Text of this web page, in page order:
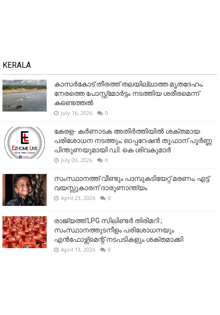
KERALA
കാസർകോട് തീരത്ത് തലയില്ലാത്ത മൃതദേഹം;
നേരത്തെ പോസ്റ്റ്‌മോർട്ടം നടത്തിയ ശരീരമെന്ന്
കണ്ടെത്തൽ
July 16, 2026 0
കേരള- കർണാടക അതിർത്തിയിൽ ശക്തമായ
പരിശോധന നടത്തും; ഓപ്പറേഷൻ തൂഫാന് പൂർണ്ണ
പിന്തുണയുമായി ഡി. കെ ശിവകുമാർ
July 09, 2026 0
സംസ്ഥാനത്ത് വീണ്ടും പാമ്പുകടിയേറ്റ് മരണം; എട്ട്
വയസ്സുകാരന് ദാരുണാന്ത്യം
April 23, 2026 0
രാജ്യത്ത് LPG സിലിണ്ടർ തിരിമറി ;
സംസ്ഥാനത്തുടനീളം പരിശോധനയും
എൻഫോഴ്സ്മെന്റ് നടപടികളും ശക്തമാക്കി
April 13, 2026 0